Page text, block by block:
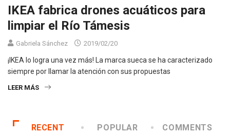
IKEA fabrica drones acuáticos para
limpiar el Río Támesis
Gabriela Sánchez 2019/02/20
¡IKEA lo logra una vez más! La marca sueca se ha caracterizado
siempre por llamar la atención con sus propuestas
LEER MÁS
RECENT POPULAR COMMENTS